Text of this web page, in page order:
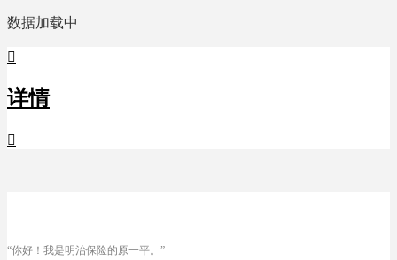
数据加载中

详情

“你好！我是明治保险的原一平。”